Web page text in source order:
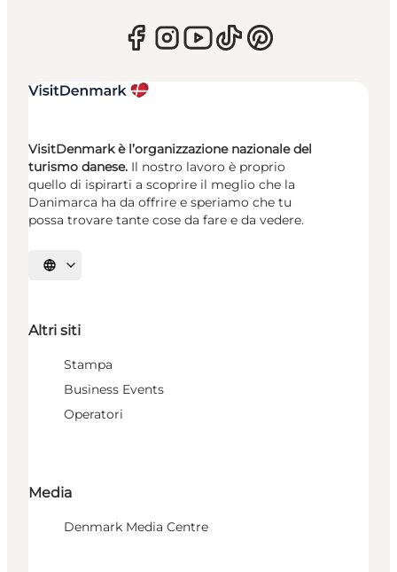
VisitDenmark è l’organizzazione nazionale del
turismo danese. Il nostro lavoro è proprio
quello di ispirarti a scoprire il meglio che la
Danimarca ha da offrire e speriamo che tu
possa trovare tante cose da fare e da vedere.
Seleziona la lingua
Altri siti
Stampa
Business Events
Operatori
Media
Denmark Media Centre